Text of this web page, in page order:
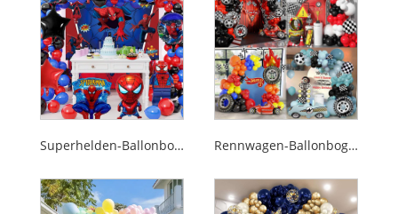
Superhelden-Ballonbogen-Girlanden-Set Rennwagen-Ballonbogen-Set